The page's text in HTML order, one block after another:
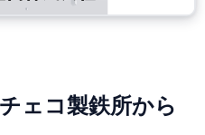
ェコ製鉄所から